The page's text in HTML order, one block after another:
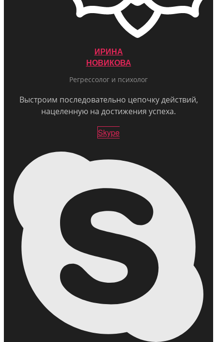
ИРИНА
НОВИКОВА
Регрессолог и психолог
Выстроим последовательно цепочку действий,
нацеленную на достижения успеха.
Skype